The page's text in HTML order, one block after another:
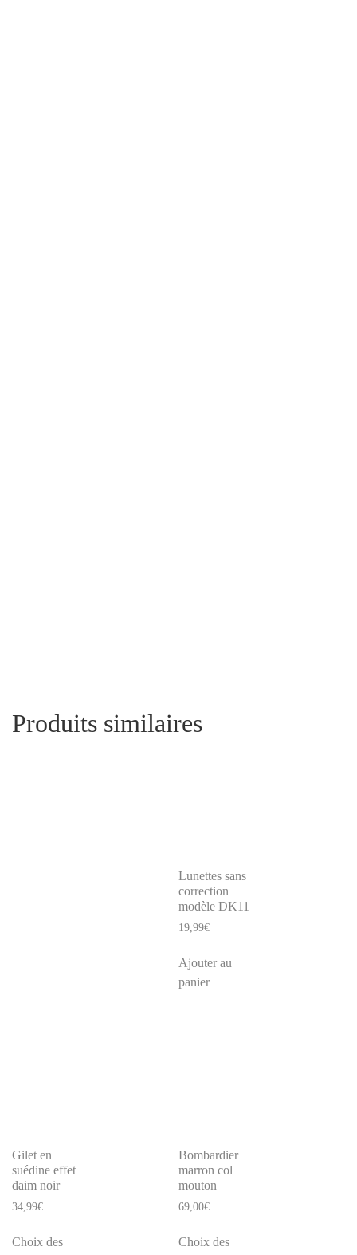
Produits similaires
Lunettes sans
correction
modèle DK11
19,99€
Ajouter au
panier
Gilet en
suédine effet
daim noir
34,99€
Choix des
Bombardier
marron col
mouton
69,00€
Choix des